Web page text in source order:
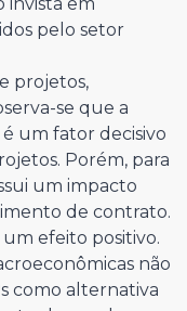
invista em
pelo setor
projetos,
se que a
um fator decisivo
Porém, para
um impacto
de contrato.
efeito positivo.
não
como alternativa